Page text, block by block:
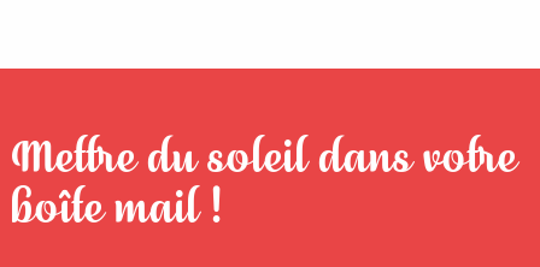
Mettre du soleil dans votre
boîte mail !